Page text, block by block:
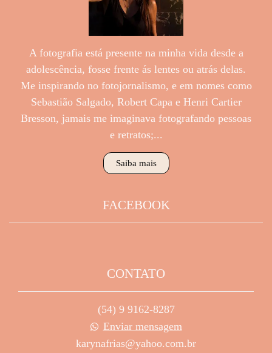
A fotografia está presente na minha vida desde a
adolescência, fosse frente ás lentes ou atrás delas.
Me inspirando no fotojornalismo, e em nomes como
Sebastião Salgado, Robert Capa e Henri Cartier
Bresson, jamais me imaginava fotografando pessoas
e retratos;...
Saiba mais
FACEBOOK
CONTATO
(54) 9 9162-8287
Enviar mensagem
karynafrias@yahoo.com.br